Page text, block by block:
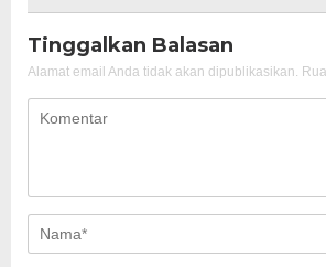
Tinggalkan Balasan
Alamat email Anda tidak akan dipublikasikan.